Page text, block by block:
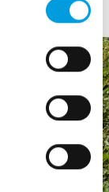
"Privacy
placering,
scanning af